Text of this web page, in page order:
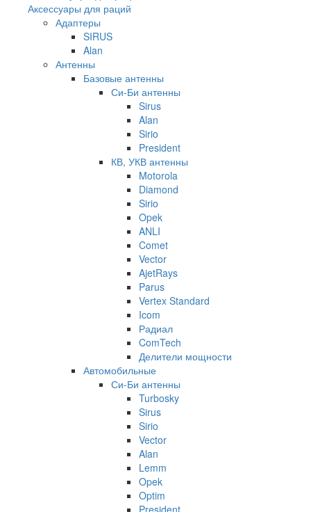
Аксессуары для раций
Адаптеры
SIRUS
Alan
Антенны
Базовые антенны
Си-Би антенны
Sirus
Alan
Sirio
President
КВ, УКВ антенны
Motorola
Diamond
Sirio
Opek
ANLI
Comet
Vector
AjetRays
Parus
Vertex Standard
Icom
Радиал
ComTech
Делители мощности
Автомобильные
Си-Би антенны
Turbosky
Sirus
Sirio
Vector
Alan
Lemm
Opek
Optim
President